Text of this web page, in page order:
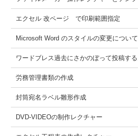
エクセル 改ページ で印刷範囲指定
Microsoft Word のスタイルの変更について
ワードブレス過去にさかのぼって投稿する
労務管理書類の作成
封筒宛名ラベル雛形作成
DVD-VIDEOの制作レクチャー